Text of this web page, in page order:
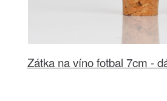
Zátka na víno fotbal 7cm -